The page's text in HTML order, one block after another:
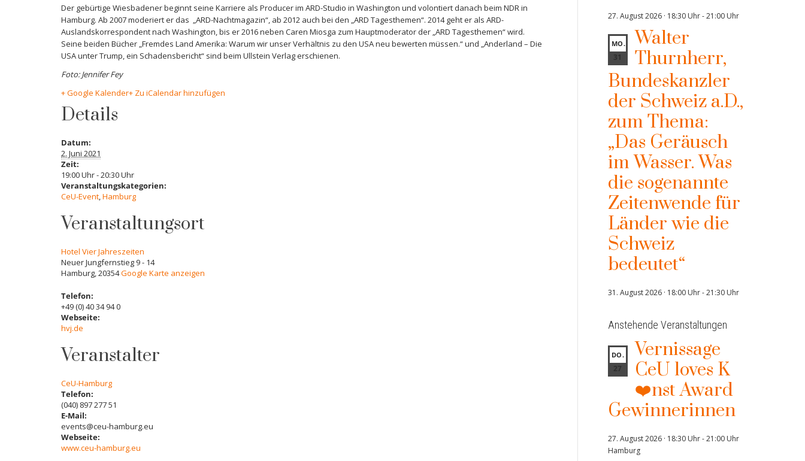
Der gebürtige Wiesbadener beginnt seine Karriere als Producer im ARD-Studio in Washington und volontiert danach beim NDR in
Hamburg. Ab 2007 moderiert er das „ARD-Nachtmagazin“, ab 2012 auch bei den „ARD Tagesthemen“. 2014 geht er als ARD-
Auslandskorrespondent nach Washington, bis er 2016 neben Caren Miosga zum Hauptmoderator der „ARD Tagesthemen“ wird.
Seine beiden Bücher „Fremdes Land Amerika: Warum wir unser Verhältnis zu den USA neu bewerten müssen.“ und „Anderland – Die
USA unter Trump, ein Schadensbericht“ sind beim Ullstein Verlag erschienen.
Foto:Jennifer Fey
+ Google Kalender+ Zu iCalendar hinzufügen
Details
Datum:
2. Juni 2021
Zeit:
19:00 Uhr - 20:30 Uhr
Veranstaltungskategorien:
CeU-Event,Hamburg
Veranstaltungsort
Hotel Vier Jahreszeiten
Neuer Jungfernstieg 9 - 14
Hamburg,20354Google Karte anzeigen
Telefon:
+49 (0) 40 34 94 0
Webseite:
hvj.de
Veranstalter
CeU-Hamburg
Telefon:
(040) 897 277 51
E-Mail:
events@ceu-hamburg.eu
Webseite:
www.ceu-hamburg.eu
27. August 2026 · 18:30 Uhr-21:00 Uhr
MO.
31
Walter
Thurnherr,
Bundeskanzler
der Schweiz a.D.,
zum Thema:
„Das Geräusch
im Wasser. Was
die sogenannte
Zeitenwende für
Länder wie die
Schweiz
bedeutet“
31. August 2026 · 18:00 Uhr-21:30 Uhr
Anstehende Veranstaltungen
DO.
27
Vernissage
CeU loves K
❤️nst Award
Gewinnerinnen
27. August 2026 · 18:30 Uhr-21:00 Uhr
Hamburg